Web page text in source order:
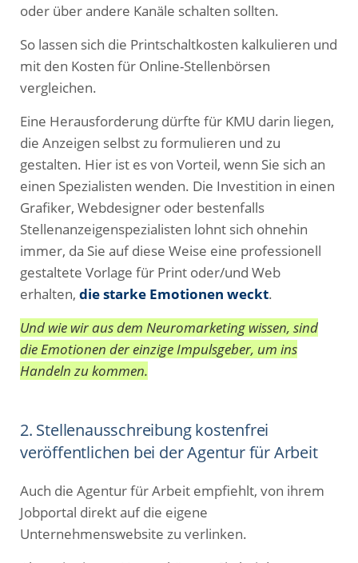
oder über andere Kanäle schalten sollten.
So lassen sich die Printschaltkosten kalkulieren und
mit den Kosten für Online-Stellenbörsen
vergleichen.
Eine Herausforderung dürfte für KMU darin liegen,
die Anzeigen selbst zu formulieren und zu
gestalten. Hier ist es von Vorteil, wenn Sie sich an
einen Spezialisten wenden. Die Investition in einen
Grafiker, Webdesigner oder bestenfalls
Stellenanzeigenspezialisten lohnt sich ohnehin
immer, da Sie auf diese Weise eine professionell
gestaltete Vorlage für Print oder/und Web
erhalten, die starke Emotionen weckt.
Und wie wir aus dem Neuromarketing wissen, sind
die Emotionen der einzige Impulsgeber, um ins
Handeln zu kommen.
2. Stellenausschreibung kostenfrei
veröffentlichen bei der Agentur für Arbeit
Auch die Agentur für Arbeit empfiehlt, von ihrem
Jobportal direkt auf die eigene
Unternehmenswebsite zu verlinken.